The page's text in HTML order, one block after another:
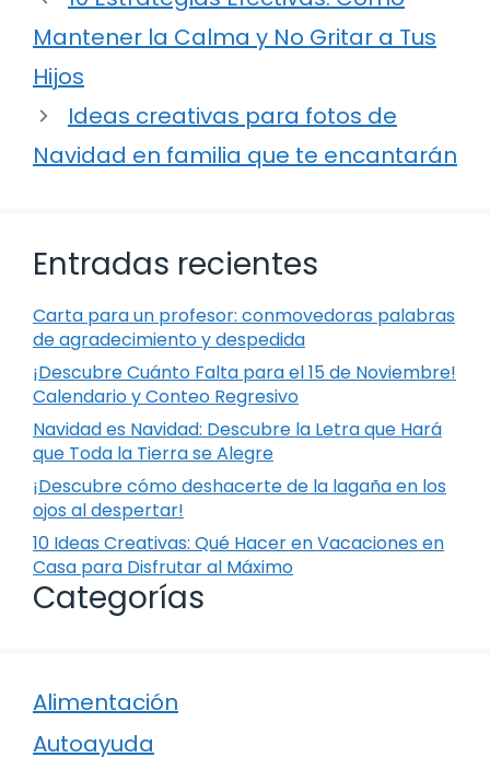
Mantener la Calma y No Gritar a Tus
Hijos
Ideas creativas para fotos de
Navidad en familia que te encantarán
Entradas recientes
Carta para un profesor: conmovedoras palabras
de agradecimiento y despedida
¡Descubre Cuánto Falta para el 15 de Noviembre!
Calendario y Conteo Regresivo
Navidad es Navidad: Descubre la Letra que Hará
que Toda la Tierra se Alegre
¡Descubre cómo deshacerte de la lagaña en los
ojos al despertar!
10 Ideas Creativas: Qué Hacer en Vacaciones en
Casa para Disfrutar al Máximo
Categorías
Alimentación
Autoayuda